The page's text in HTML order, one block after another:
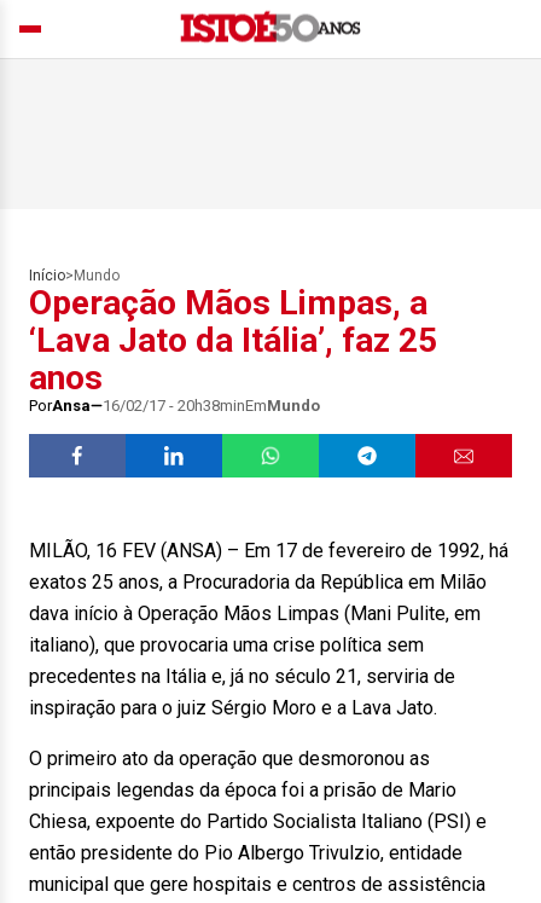
Início> Mundo
Operação Mãos Limpas, a
‘Lava Jato da Itália’, faz 25
anos
PorAnsa 16/02/17 - 20h38minEmMundo
MILÃO, 16 FEV (ANSA) – Em 17 de fevereiro de 1992, há
exatos 25 anos, a Procuradoria da República em Milão
dava início à Operação Mãos Limpas (Mani Pulite, em
italiano), que provocaria uma crise política sem
precedentes na Itália e, já no século 21, serviria de
inspiração para o juiz Sérgio Moro e a Lava Jato.
O primeiro ato da operação que desmoronou as
principais legendas da época foi a prisão de Mario
Chiesa, expoente do Partido Socialista Italiano (PSI) e
então presidente do Pio Albergo Trivulzio, entidade
municipal que gere hospitais e centros de assistência